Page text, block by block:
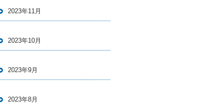
2023年11月
2023年10月
2023年9月
2023年8月